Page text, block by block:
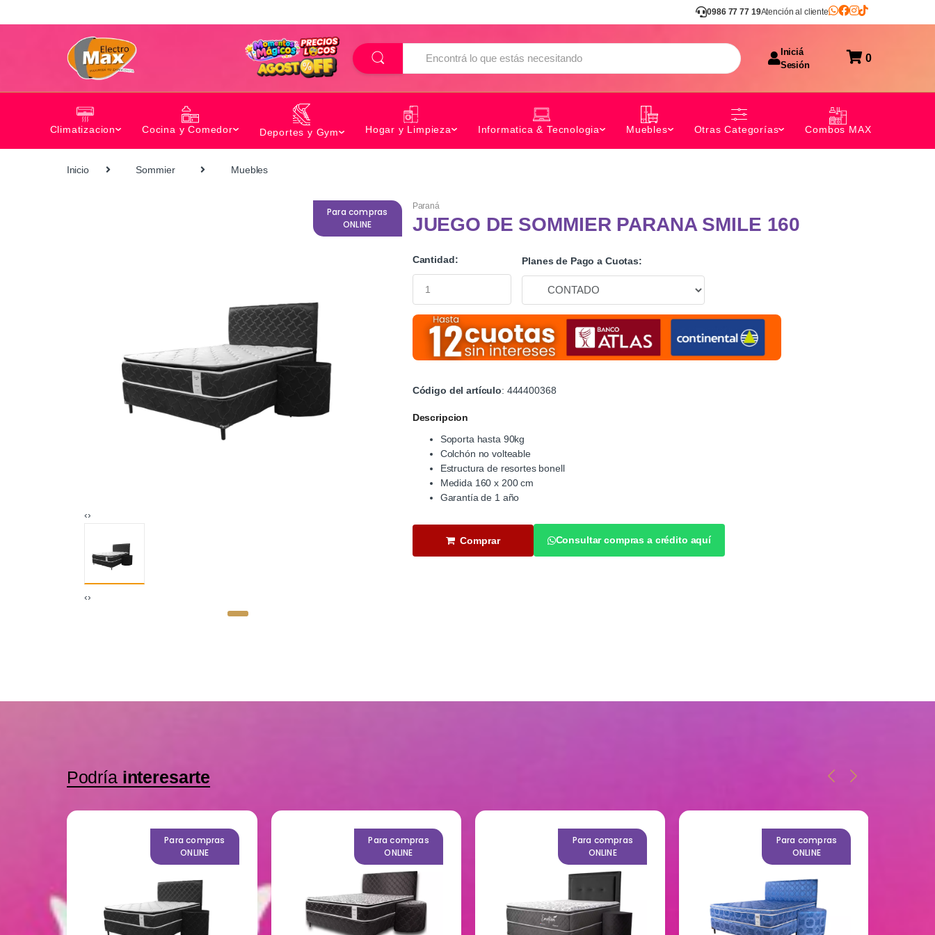
0986 77 77 19Atención al cliente
B
u
s
Iniciá
Sesión
0
Climatizacion Cocina y Comedor Deportes y Gym Hogar y Limpieza Informatica & Tecnologia Muebles Otras Categorías Combos MAX
Inicio Sommier Muebles
Para compras
ONLINE
‹›
‹›
Paraná
JUEGO DE SOMMIER PARANA SMILE 160
Cantidad: Planes de Pago a Cuotas:
Código del artículo: 444400368
Descripcion
Soporta hasta 90kg
Colchón no volteable
Estructura de resortes bonell
Medida 160 x 200 cm
Garantía de 1 año
Comprar Consultar compras a crédito aquí
Podría interesarte
Para compras
ONLINE
Para compras
ONLINE
Para compras
ONLINE
Para compras
ONLINE